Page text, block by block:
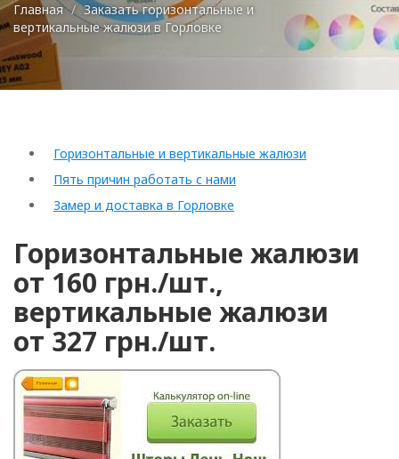
Главная
Заказать горизонтальные и
вертикальные жалюзи в Горловке
Горизонтальные и вертикальные жалюзи
Пять причин работать с нами
Замер и доставка в Горловке
Горизонтальные жалюзи
от 160 грн./шт.,
вертикальные жалюзи
от 327 грн./шт.